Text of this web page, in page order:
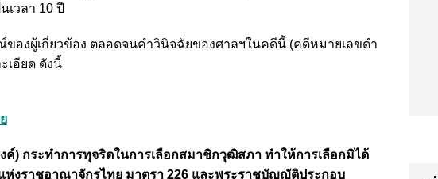
เวลา 10 ปี
องผู้เกี่ยวข้อง ตลอดจนคำวินิจฉัยของศาลฯในคดีนี้ (คดีหมายเลขดำ
เอียด ดังนี้
) กระทำการทุจริตในการเลือกสมาชิกวุฒิสภา ทำให้การเลือกมิได้
ห่งราชอาณาจักรไทย มาตรา 226 และพระราชบัญญัติประกอบ